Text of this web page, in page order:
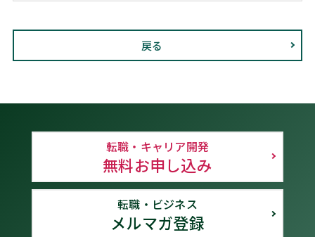
戻る
転職・キャリア開発
無料お申し込み
転職・ビジネス
メルマガ登録